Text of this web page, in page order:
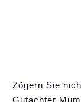
Zögern Sie